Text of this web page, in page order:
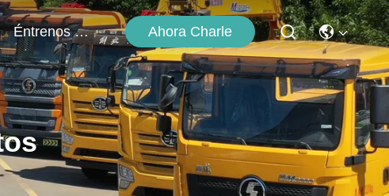
Éntrenos En Contacto Con Ahora Charle